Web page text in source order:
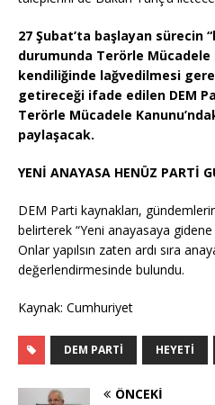
27 Şubat’ta başlayan sürecin
durumunda Terörle Mücadele
kendiliğinde lağvedilmesi
getireceği ifade edilen DEM
Terörle Mücadele
paylaşacak.
YENİ ANAYASA HENÜZ PARTİ
DEM Parti kaynakları,
belirterek “Yeni anayasaya
Onlar yapılsın zaten ardı sıra
değerlendirmesinde bulundu.
Kaynak: Cumhuriyet
DEM PARTI HEYETI
ÖNCEKI